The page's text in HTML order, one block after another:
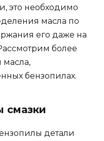
это необходимо
масла по
его даже на
более
масла,
бензопилах.
смазки
детали